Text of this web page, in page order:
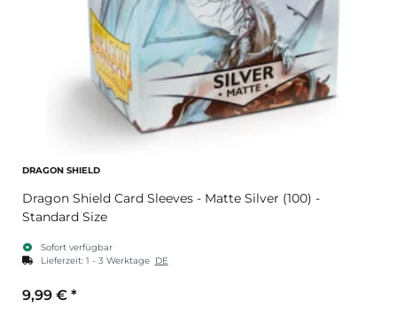
DRAGON SHIELD
Dragon Shield Card Sleeves - Matte Silver (100) -
Standard Size
Sofort verfügbar
Lieferzeit: 1 - 3 Werktage DE
9,99 € *